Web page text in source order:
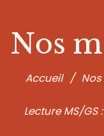
Nos
Accueil /
Lecture MS/